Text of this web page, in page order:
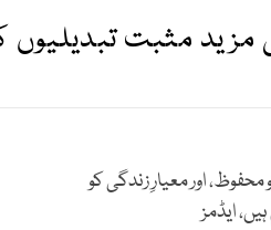
مثبت تبدیلیوں
اور معیارِ زندگی کو
ایڈمز